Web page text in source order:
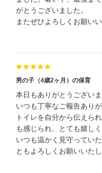
がとうございました。
またぜひよろしくお願い
男の子（4歳2ヶ月）の保育
本日もありがとうございま
いつも丁寧なご報告あり
トイレを自分から伝えら
も感じられ、とても嬉し
いつも温かく見守ってい
ともよろしくお願いいたし